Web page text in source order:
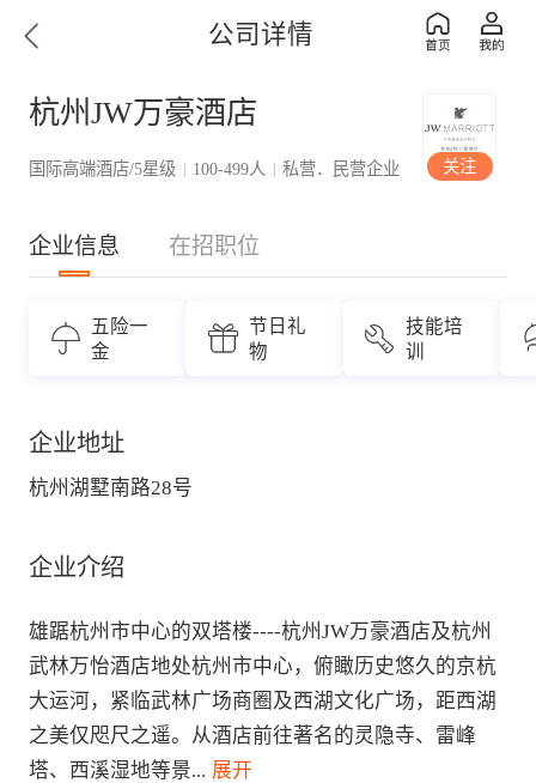
公司详情
杭州JW万豪酒店
国际高端酒店/5星级 | 100-499人 | 私营．民营企业 关注
企业信息 在招职位
五险一
金
节日礼
物
技能培
训
企业地址
杭州湖墅南路28号
企业介绍
雄踞杭州市中心的双塔楼----杭州JW万豪酒店及杭州
武林万怡酒店地处杭州市中心，俯瞰历史悠久的京杭
大运河，紧临武林广场商圈及西湖文化广场，距西湖
之美仅咫尺之遥。从酒店前往著名的灵隐寺、雷峰
塔、西溪湿地等景... 展开